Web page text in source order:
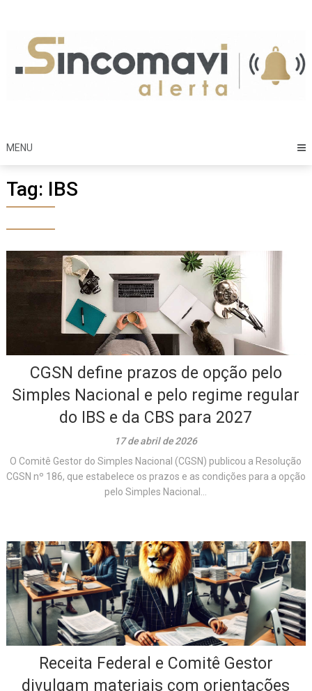
content
MENU
Tag: IBS
CGSN define prazos de opção pelo
Simples Nacional e pelo regime regular
do IBS e da CBS para 2027
17 de abril de 2026
O Comitê Gestor do Simples Nacional (CGSN) publicou a Resolução
CGSN nº 186, que estabelece os prazos e as condições para a opção
pelo Simples Nacional...
Receita Federal e Comitê Gestor
divulgam materiais com orientações